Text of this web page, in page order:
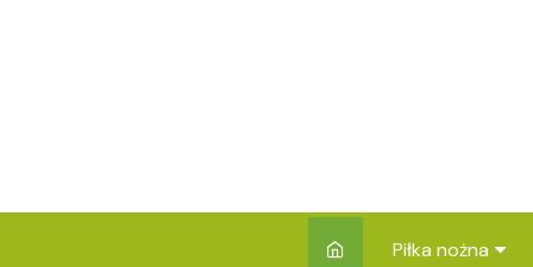
Piłka nożna